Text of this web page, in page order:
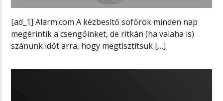
[ad_1] Alarm.com A kézbesítő sofőrök minden nap
megérintik a csengőinket, de ritkán (ha valaha is)
szánunk időt arra, hogy megtisztítsuk […]